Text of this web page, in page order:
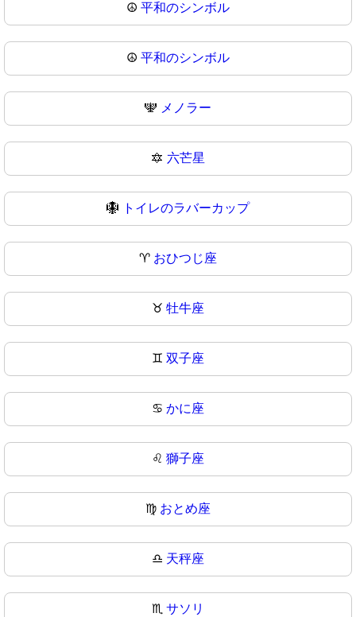
☮️ 平和のシンボル
☮ 平和のシンボル
🕎 メノラー
🔯 六芒星
🪯 トイレのラバーカップ
♈ おひつじ座
♉ 牡牛座
♊ 双子座
♋ かに座
♌ 獅子座
♍ おとめ座
♎ 天秤座
♏ サソリ